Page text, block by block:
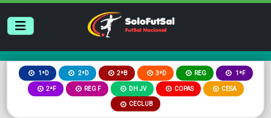
1ªD 2ªD 2ªB 3ªD REG 1ªF
2ªF REG F DH JV COPAS CESA
CECLUB